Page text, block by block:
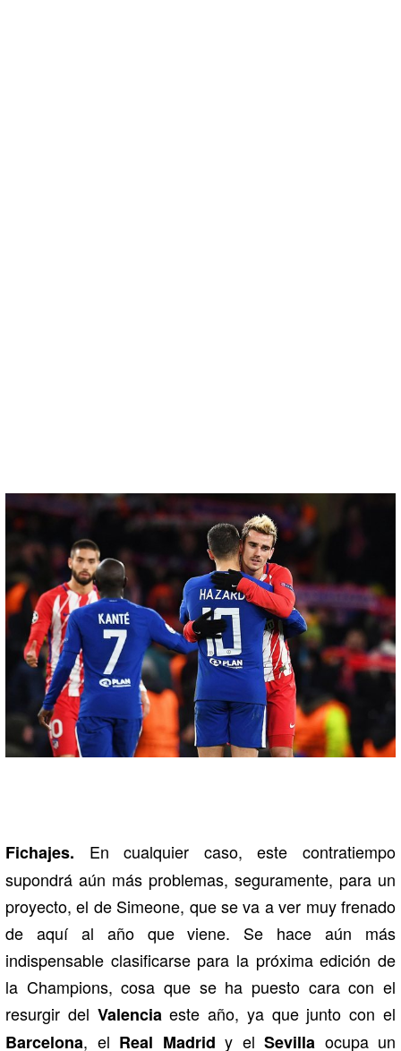
Fichajes. En cualquier caso, este contratiempo
supondrá aún más problemas, seguramente, para un
proyecto, el de Simeone, que se va a ver muy frenado
de aquí al año que viene. Se hace aún más
indispensable clasificarse para la próxima edición de
la Champions, cosa que se ha puesto cara con el
resurgir del Valenciaeste año, ya que junto con el
Barcelona, el Real Madrid y el Sevilla ocupa un